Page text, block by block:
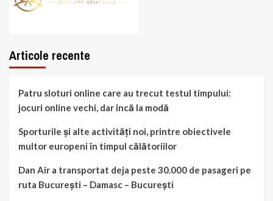
Articole recente
Patru sloturi online care au trecut testul timpului:
jocuri online vechi, dar încă la modă
Sporturile și alte activități noi, printre obiectivele
multor europeni în timpul călătoriilor
Dan Air a transportat deja peste 30.000 de pasageri pe
ruta București – Damasc – București